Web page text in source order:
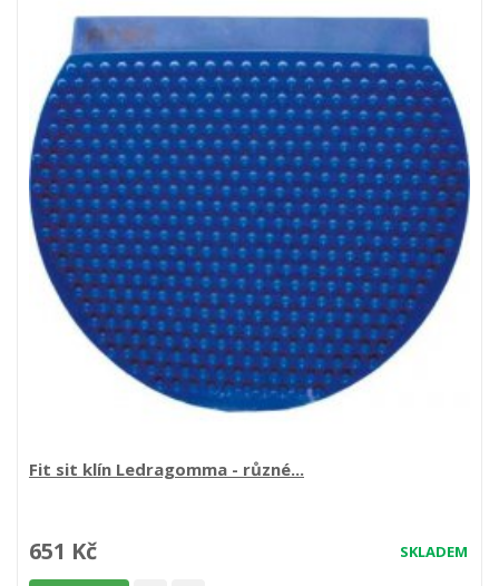
Fit sit klín Ledragomma - různé...
SKLADEM
651 Kč